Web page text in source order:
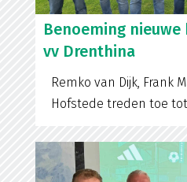
Benoeming
vv Drenthina
Remko van Dijk, Frank
Hofstede treden toe